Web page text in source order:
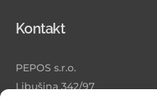
Kontakt
PEPOS s.r.o.
Libušina 342/97